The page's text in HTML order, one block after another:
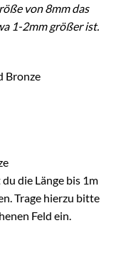
von 8mm das
1-2mm größer ist.
Bronze
die Länge bis 1m
Trage hierzu bitte
Feld ein.